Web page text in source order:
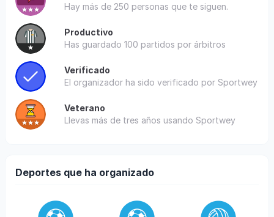
Hay más de 250 personas que te siguen.
Productivo
Has guardado 100 partidos por árbitros
Verificado
El organizador ha sido verificado por Sportwey
Veterano
Llevas más de tres años usando Sportwey
Deportes que ha organizado